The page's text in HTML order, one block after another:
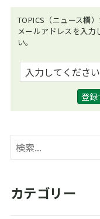
TOPICS（ニュース欄
メールアドレスを入力
い。
カテゴリー